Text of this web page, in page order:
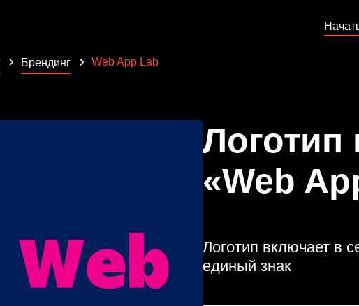
Брендинг Web App Lab
Логотип
«Web
Логотип включает в
единый знак